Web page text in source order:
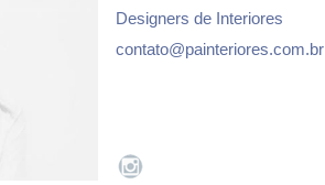
Designers de Interiores
contato@painteriores.com.br